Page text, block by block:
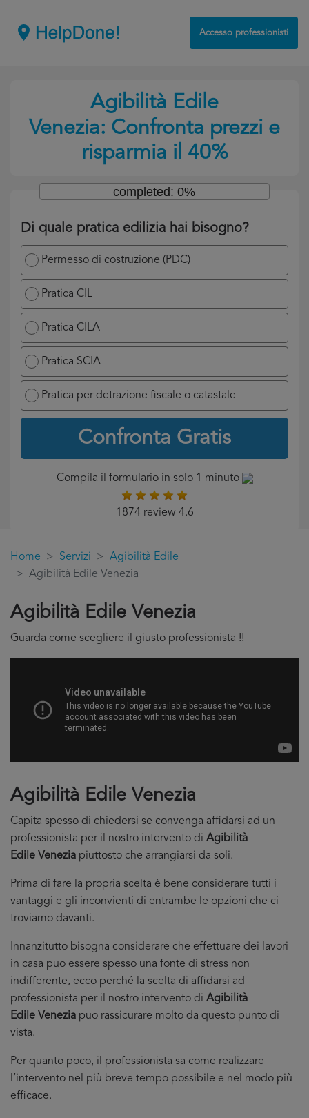
Accesso professionisti
Agibilità Edile
Venezia: Confronta prezzi e
risparmia il 40%
Di quale pratica edilizia hai bisogno?
Permesso di costruzione (PDC)
Pratica CIL
Pratica CILA
Pratica SCIA
Pratica per detrazione fiscale o catastale
Confronta Gratis
completed: 0%
Compila il formulario in solo 1 minuto
1874 review 4.6
Home Servizi
Agibilità Edile
Agibilità Edile Venezia
Agibilità Edile Venezia
Guarda come scegliere il giusto professionista !!
Agibilità Edile Venezia
Capita spesso di chiedersi se convenga affidarsi ad un
professionista per il nostro intervento di Agibilità
Edile Venezia piuttosto che arrangiarsi da soli.
Prima di fare la propria scelta è bene considerare tutti i
vantaggi e gli inconvienti di entrambe le opzioni che ci
troviamo davanti.
Innanzitutto bisogna considerare che effettuare dei lavori
in casa puo essere spesso una fonte di stress non
indifferente, ecco perché la scelta di affidarsi ad
professionista per il nostro intervento di Agibilità
Edile Venezia puo rassicurare molto da questo punto di
vista.
Per quanto poco, il professionista sa come realizzare
l’intervento nel più breve tempo possibile e nel modo più
efficace.